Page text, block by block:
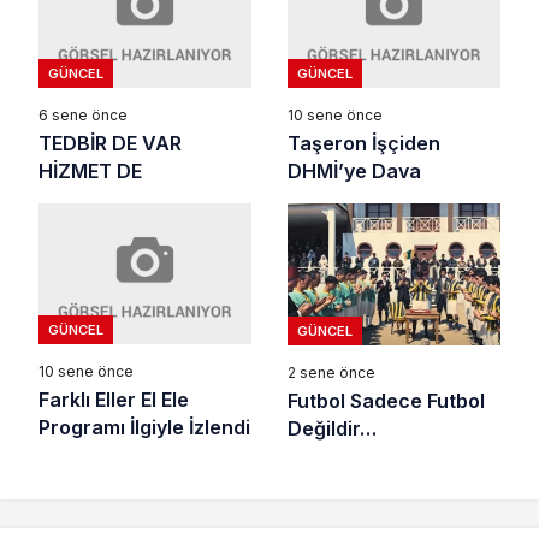
GÜNCEL
6 sene önce
TEDBİR DE VAR
HİZMET DE
GÜNCEL
10 sene önce
Taşeron İşçiden
DHMİ’ye Dava
GÜNCEL
10 sene önce
Farklı Eller El Ele
Programı İlgiyle İzlendi
GÜNCEL
2 sene önce
Futbol Sadece Futbol
Değildir…